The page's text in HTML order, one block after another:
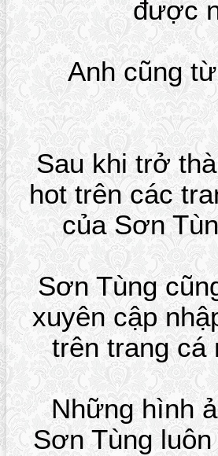
được
Anh cũng
Sau khi trở
hot trên các
của Sơn
Sơn Tùng
xuyên cập
trên trang cá
Những hình
Sơn Tùng